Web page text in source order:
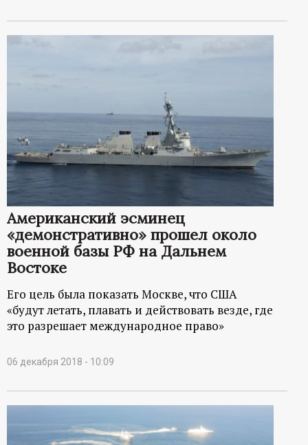
Американский эсминец
«демонстративно» прошел около
военной базы РФ на Дальнем
Востоке
Его цель была показать Москве, что США
«будут летать, плавать и действовать везде, где
это разрешает международное право»
06 декабря 2018 - 10:09